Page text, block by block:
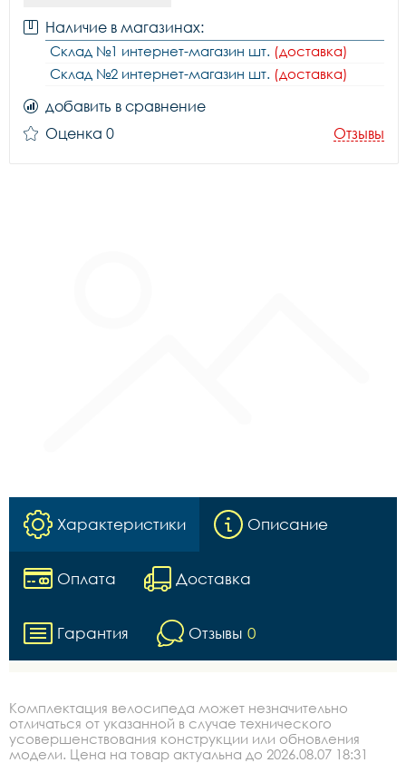
Наличие в магазинах:
Склад №1 интернет-магазин шт. (доставка)
Склад №2 интернет-магазин шт. (доставка)
добавить в сравнение
Оценка 0
Отзывы
Характеристики Описание
Оплата Доставка
Гарантия Отзывы 0
Комплектация велосипеда может незначительно
отличаться от указанной в случае технического
усовершенствования конструкции или обновления
модели. Цена на товар актуальна до 2026.08.07 18:31